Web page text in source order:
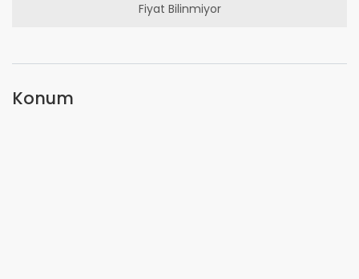
Fiyat Bilinmiyor
Konum